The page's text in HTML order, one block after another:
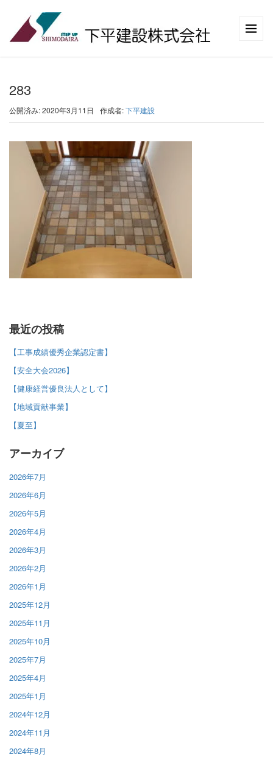
283
公開済み: 2020年3月11日 作成者:下平建設
最近の投稿
【工事成績優秀企業認定書】
【安全大会2026】
【健康経営優良法人として】
【地域貢献事業】
【夏至】
アーカイブ
2026年7月
2026年6月
2026年5月
2026年4月
2026年3月
2026年2月
2026年1月
2025年12月
2025年11月
2025年10月
2025年7月
2025年4月
2025年1月
2024年12月
2024年11月
2024年8月